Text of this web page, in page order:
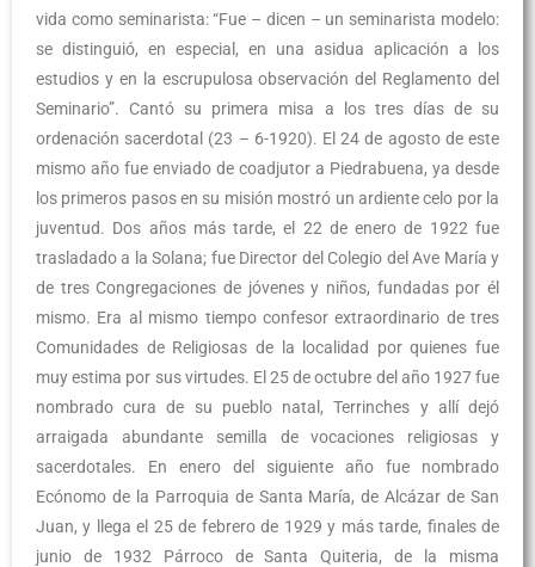
vida como seminarista: “Fue – dicen – un seminarista modelo:
se distinguió, en especial, en una asidua aplicación a los
estudios y en la escrupulosa observación del Reglamento del
Seminario”. Cantó su primera misa a los tres días de su
ordenación sacerdotal (23 – 6-1920). El 24 de agosto de este
mismo año fue enviado de coadjutor a Piedrabuena, ya desde
los primeros pasos en su misión mostró un ardiente celo por la
juventud. Dos años más tarde, el 22 de enero de 1922 fue
trasladado a la Solana; fue Director del Colegio del Ave María y
de tres Congregaciones de jóvenes y niños, fundadas por él
mismo. Era al mismo tiempo confesor extraordinario de tres
Comunidades de Religiosas de la localidad por quienes fue
muy estima por sus virtudes. El 25 de octubre del año 1927 fue
nombrado cura de su pueblo natal, Terrinches y allí dejó
arraigada abundante semilla de vocaciones religiosas y
sacerdotales. En enero del siguiente año fue nombrado
Ecónomo de la Parroquia de Santa María, de Alcázar de San
Juan, y llega el 25 de febrero de 1929 y más tarde, finales de
junio de 1932 Párroco de Santa Quiteria, de la misma